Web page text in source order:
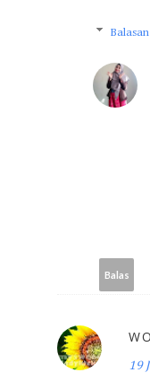
Balasan
Balas
19